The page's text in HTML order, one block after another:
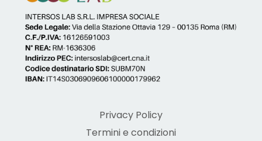
Privacy Policy
Termini e condizioni